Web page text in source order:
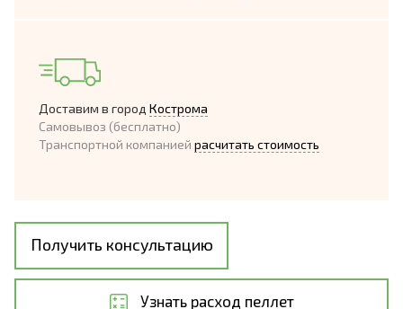
Доставим в город Кострома
Самовывоз (бесплатно)
Транспортной компанией расчитать стоимость
Получить консультацию
Узнать расход пеллет